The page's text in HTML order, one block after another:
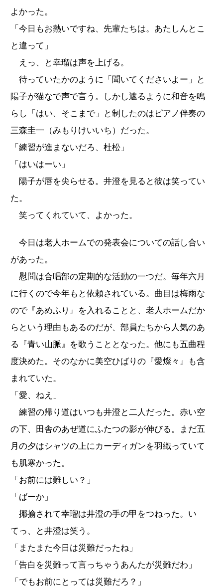
よかった。
「今日もお熱いですね、先輩たちは。あたしんとこ
と違って」
えっ、と幸瑠は声を上げる。
待っていたかのように「聞いてくださいよー」と
陽子が猫なで声で言う。しかし遮るように和音を鳴
らし「はい、そこまで」と制したのはピアノ伴奏の
三森圭一（みもりけいいち）だった。
「練習が進まないだろ、杜松」
「はいはーい」
陽子が唇を尖らせる。井澄を見ると彼は笑ってい
た。
笑ってくれていて、よかった。
今日は老人ホームでの発表会についての話し合い
があった。
慰問は合唱部の定期的な活動の一つだ。毎年六月
に行くので今年もと依頼されている。曲目は梅雨な
ので『あめふり』を入れることと、老人ホームだか
らという理由もあるのだが、部員たちから人気のあ
る『青い山脈』を歌うこととなった。他にも五曲程
度決めた。そのなかに美空ひばりの『愛燦々』も含
まれていた。
「愛、ねえ」
練習の帰り道はいつも井澄と二人だった。赤い空
の下、田舎のあぜ道にふたつの影が伸びる。まだ五
月の夕はシャツの上にカーディガンを羽織っていて
も肌寒かった。
「お前には難しい？」
「ばーか」
揶揄されて幸瑠は井澄の手の甲をつねった。い
てっ、と井澄は笑う。
「またまた今日は災難だったね」
「告白を災難って言っちゃうあんたが災難だわ」
「でもお前にとっては災難だろ？」